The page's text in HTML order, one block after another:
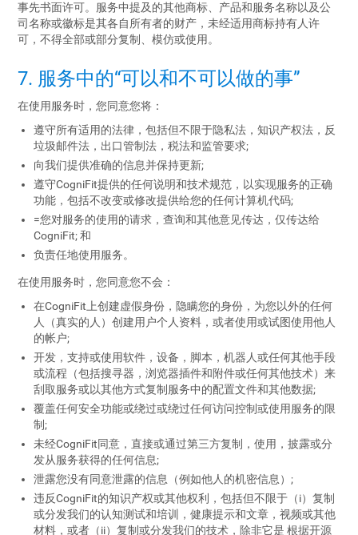
事先书面许可。服务中提及的其他商标、产品和服务名称以及公
司名称或徽标是其各自所有者的财产，未经适用商标持有人许
可，不得全部或部分复制、模仿或使用。
7. 服务中的“可以和不可以做的事”
在使用服务时，您同意您将：
遵守所有适用的法律，包括但不限于隐私法，知识产权法，反
垃圾邮件法，出口管制法，税法和监管要求;
向我们提供准确的信息并保持更新;
遵守CogniFit提供的任何说明和技术规范，以实现服务的正确
功能，包括不改变或修改提供给您的任何计算机代码;
=您对服务的使用的请求，查询和其他意见传达，仅传达给
CogniFit; 和
负责任地使用服务。
在使用服务时，您同意您不会：
在CogniFit上创建虚假身份，隐瞒您的身份，为您以外的任何
人（真实的人）创建用户个人资料，或者使用或试图使用他人
的帐户;
开发，支持或使用软件，设备，脚本，机器人或任何其他手段
或流程（包括搜寻器，浏览器插件和附件或任何其他技术）来
刮取服务或以其他方式复制服务中的配置文件和其他数据;
覆盖任何安全功能或绕过或绕过任何访问控制或使用服务的限
制;
未经CogniFit同意，直接或通过第三方复制，使用，披露或分
发从服务获得的任何信息;
泄露您没有同意泄露的信息（例如他人的机密信息）;
违反CogniFit的知识产权或其他权利，包括但不限于（i）复制
或分发我们的认知测试和培训，健康提示和文章，视频或其他
材料，或者（ii）复制或分发我们的技术，除非它是 根据开源